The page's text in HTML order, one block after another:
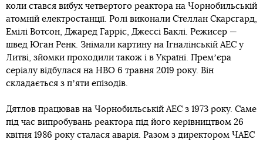
коли стався вибух четвертого реактора на Чорнобильській
атомній електростанції. Ролі виконали Стеллан Скарсгард,
Емілі Вотсон, Джаред Гарріс, Джессі Баклі. Режисер —
швед Юган Ренк. Знімали картину на Ігналінській АЕС у
Литві, зйомки проходили також і в Україні. Премʼєра
серіалу відбулася на HBO 6 травня 2019 року. Він
складається з пʼяти епізодів.
Дятлов працював на Чорнобильській АЕС з 1973 року. Саме
під час випробувань реактора під його керівництвом 26
квітня 1986 року сталася аварія. Разом з директором ЧАЕС